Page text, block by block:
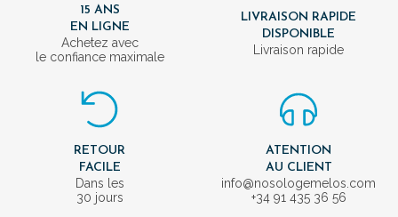
15 ANS
EN LIGNE
Achetez avec
le confiance maximale
LIVRAISON RAPIDE
DISPONIBLE
Livraison rapide
RETOUR
FACILE
Dans les
30 jours
ATENTION
AU CLIENT
info@nosologemelos.com
+34 91 435 36 56